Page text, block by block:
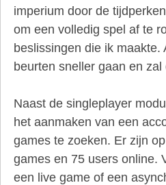
imperium door de
om een volledig spel af te
beslissingen die ik
beurten sneller gaan en
Naast de singleplayer
het aanmaken van een
games te zoeken. Er zijn
games en 75 users online.
een live game of een